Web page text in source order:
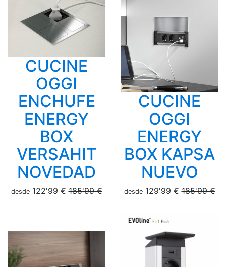
CUCINE
OGGI
ENCHUFE
ENERGY
BOX
VERSAHIT
NOVEDAD
desde122'99 €185'99 €
CUCINE
OGGI
ENERGY
BOX KAPSA
NUEVO
desde129'99 €185'99 €